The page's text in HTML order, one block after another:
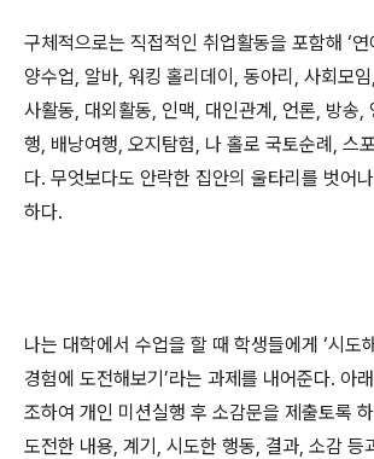
구체적으로는 직접적인 취업활동을 포함해 ‘연
양수업, 알바, 워킹 홀리데이 , 동아리 , 사회모임,
사활동, 대외활동, 인맥, 대인관계 , 언론, 방송,
행, 배낭여행, 오지탐험, 나 홀로 국토순례 , 스
다. 무엇보다도 안락한 집안의 울타리를 벗어
하다.
나는 대학에서 수업을 할 때 학생들에게 ‘시도
경험에 도전해보기 ’라는 과제를 내어준다. 아
조하여 개인 미션실행 후 소감문을 제출토록
도전한 내용, 계기 , 시도한 행동, 결과, 소감 등